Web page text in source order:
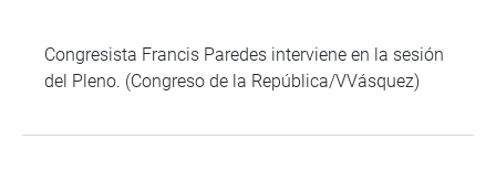
Congresista Francis Paredes interviene en la sesión
del Pleno. (Congreso de la República/VVásquez)